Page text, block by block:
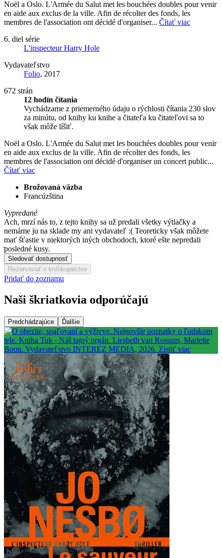
Noël a Oslo. L'Armée du Salut met les bouchées doubles pour venir
en aide aux exclus de la ville. Afin de récolter des fonds, les
membres de l'association ont décidé d'organiser... Čítať viac
6. diel série
L'inspecteur Harry Hole
Vydavateľstvo
Folio, 2017
672 strán
12 hodín čítania
Vychádzame z priemerného údaju o rýchlosti čítania 230 slov
za minútu, od knihy ku knihe a čitateľa ku čitateľovi sa to
však môže líšiť.
Noël a Oslo. L'Armée du Salut met les bouchées doubles pour venir
en aide aux exclus de la ville. Afin de récolter des fonds, les
membres de l'association ont décidé d'organiser un concert public...
Čítať viac
Brožovaná väzba
Francúzština
Vypredané
Ach, mrzí nás to, z tejto knihy sa už predali všetky výtlačky a
nemáme ju na sklade my ani vydavateľ :( Teoreticky však môžete
mať šťastie v niektorých iných obchodoch, ktoré ešte nepredali
posledné kusy.
Sledovať dostupnosť
Rezervovať v kníhkupectve
Pridať do zoznamu
Naši škriatkovia odporúčajú
Predchádzajúce Ďalšie